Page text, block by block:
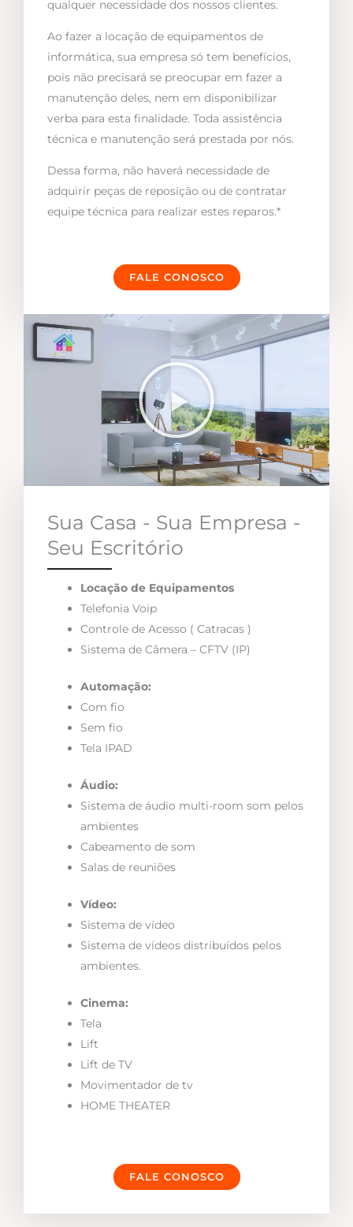
qualquer necessidade dos nossos clientes.
Ao fazer a locação de equipamentos de
informática, sua empresa só tem benefícios,
pois não precisará se preocupar em fazer a
manutenção deles, nem em disponibilizar
verba para esta finalidade. Toda assistência
técnica e manutenção será prestada por nós.
Dessa forma, não haverá necessidade de
adquirir peças de reposição ou de contratar
equipe técnica para realizar estes reparos.*
FALE CONOSCO
Sua Casa - Sua Empresa -
Seu Escritório
Locação de Equipamentos
Telefonia Voip
Controle de Acesso ( Catracas )
Sistema de Câmera – CFTV (IP)
Automação:
Com fio
Sem fio
Tela IPAD
Áudio:
Sistema de áudio multi-room som pelos
ambientes
Cabeamento de som
Salas de reuniões
Vídeo:
Sistema de vídeo
Sistema de vídeos distribuídos pelos
ambientes.
Cinema:
Tela
Lift
Lift de TV
Movimentador de tv
HOME THEATER
FALE CONOSCO